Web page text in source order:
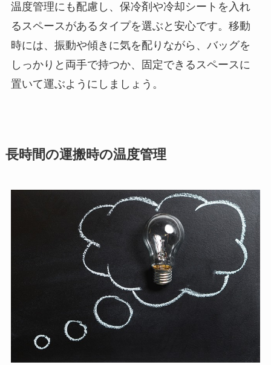
温度管理にも配慮し、保冷剤や冷却シートを入れ
るスペースがあるタイプを選ぶと安心です。移動
時には、振動や傾きに気を配りながら、バッグを
しっかりと両手で持つか、固定できるスペースに
置いて運ぶようにしましょう。
長時間の運搬時の温度管理